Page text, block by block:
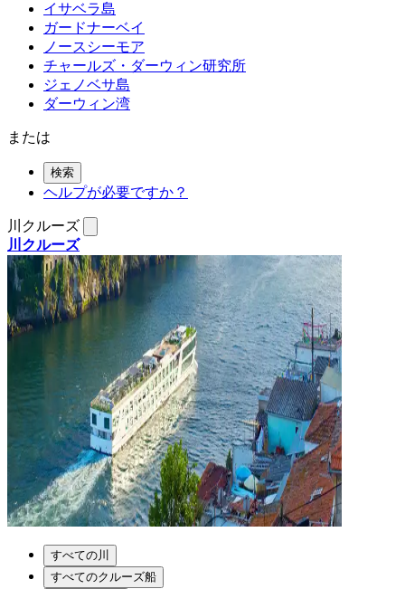
イサベラ島
ガードナーベイ
ノースシーモア
チャールズ・ダーウィン研究所
ジェノベサ島
ダーウィン湾
または
検索
ヘルプが必要ですか？
川クルーズ
川クルーズ
すべての川
すべてのクルーズ船